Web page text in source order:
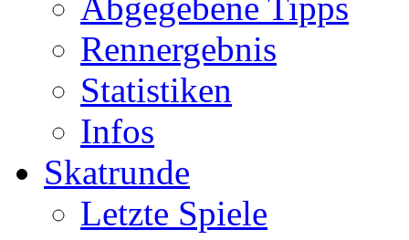
Abgegebene Tipps
Rennergebnis
Statistiken
Infos
Skatrunde
Letzte Spiele